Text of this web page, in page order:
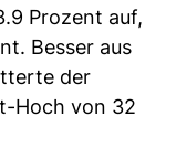
Prozent auf,
Besser aus
der
Hoch von 32